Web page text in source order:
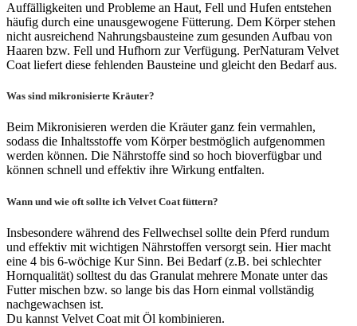
Auffälligkeiten und Probleme an Haut, Fell und Hufen entstehen
häufig durch eine unausgewogene Fütterung. Dem Körper stehen
nicht ausreichend Nahrungsbausteine zum gesunden Aufbau von
Haaren bzw. Fell und Hufhorn zur Verfügung. PerNaturam Velvet
Coat liefert diese fehlenden Bausteine und gleicht den Bedarf aus.
Was sind mikronisierte Kräuter?
Beim Mikronisieren werden die Kräuter ganz fein vermahlen,
sodass die Inhaltsstoffe vom Körper bestmöglich aufgenommen
werden können. Die Nährstoffe sind so hoch bioverfügbar und
können schnell und effektiv ihre Wirkung entfalten.
Wann und wie oft sollte ich Velvet Coat füttern?
Insbesondere während des Fellwechsel sollte dein Pferd rundum
und effektiv mit wichtigen Nährstoffen versorgt sein. Hier macht
eine 4 bis 6-wöchige Kur Sinn. Bei Bedarf (z.B. bei schlechter
Hornqualität) solltest du das Granulat mehrere Monate unter das
Futter mischen bzw. so lange bis das Horn einmal vollständig
nachgewachsen ist.
Du kannst Velvet Coat mit Öl kombinieren.